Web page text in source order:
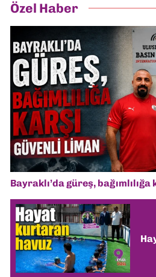
Özel Haber
Bayraklı’da güreş,